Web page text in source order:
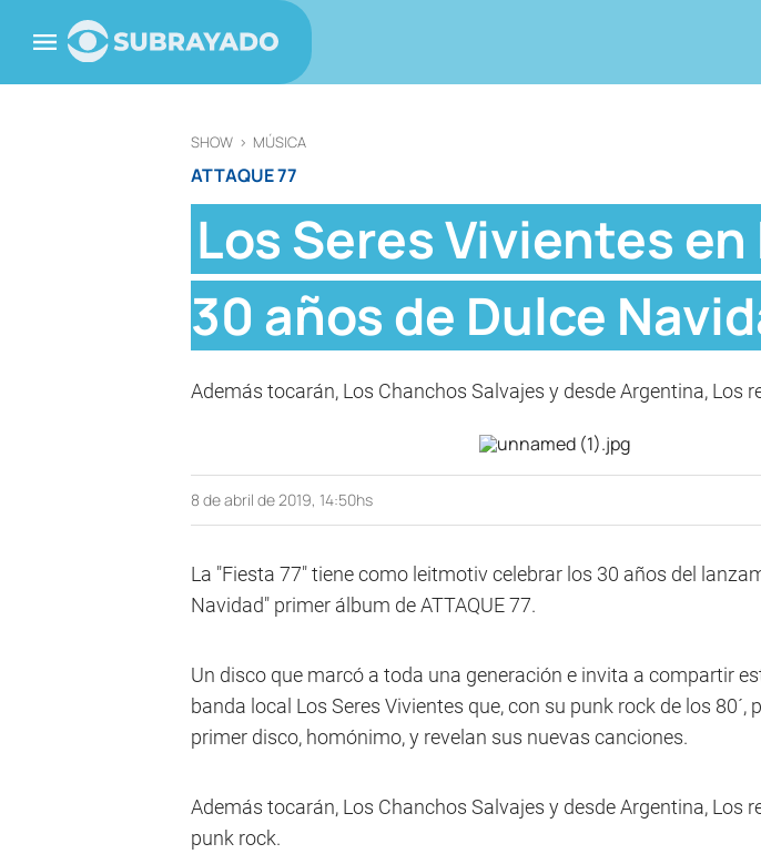
SHOW > MÚSICA
ATTAQUE 77
Los Seres Vivientes
30 años de Dulce
Además tocarán, Los Chanchos Salvajes y desde Argentina, Los
8 de abril de 2019, 14:50hs
La "Fiesta 77" tiene como leitmotiv celebrar los 30 años del
Navidad" primer álbum de ATTAQUE 77.
Un disco que marcó a toda una generación e invita a compartir
banda local Los Seres Vivientes que, con su punk rock de los 80´,
primer disco, homónimo, y revelan sus nuevas canciones.
Además tocarán, Los Chanchos Salvajes y desde Argentina, Los
punk rock.